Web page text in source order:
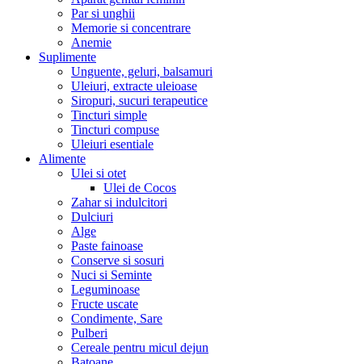
Par si unghii
Memorie si concentrare
Anemie
Suplimente
Unguente, geluri, balsamuri
Uleiuri, extracte uleioase
Siropuri, sucuri terapeutice
Tincturi simple
Tincturi compuse
Uleiuri esentiale
Alimente
Ulei si otet
Ulei de Cocos
Zahar si indulcitori
Dulciuri
Alge
Paste fainoase
Conserve si sosuri
Nuci si Seminte
Leguminoase
Fructe uscate
Condimente, Sare
Pulberi
Cereale pentru micul dejun